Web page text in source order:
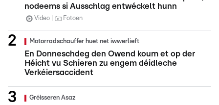
nodeems si Ausschlag entwéckelt hunn
Video Fotoen
Motorradschauffer huet net iwwerlieft
En Donneschdeg den Owend koum et op der
Héicht vu Schieren zu engem déidleche
Verkéiersaccident
Gréisseren Asaz